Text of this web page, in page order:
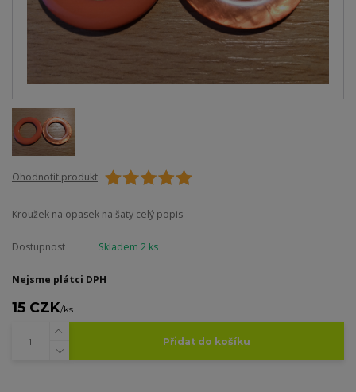
Ohodnotit produkt
Kroužek na opasek na šaty celý popis
Dostupnost Skladem 2 ks
Nejsme plátci DPH
15 CZK/ks
Přidat do košíku